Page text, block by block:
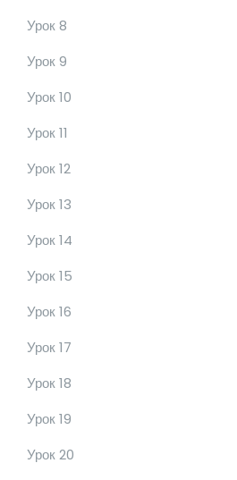
Урок 8
Урок 9
Урок 10
Урок 11
Урок 12
Урок 13
Урок 14
Урок 15
Урок 16
Урок 17
Урок 18
Урок 19
Урок 20